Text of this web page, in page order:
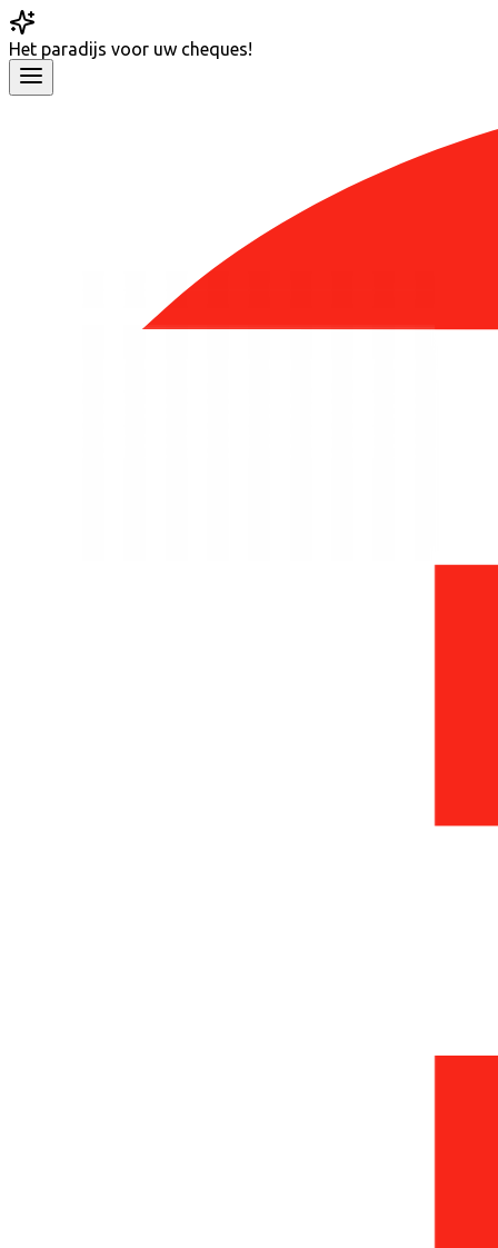
Het paradijs voor uw cheques!